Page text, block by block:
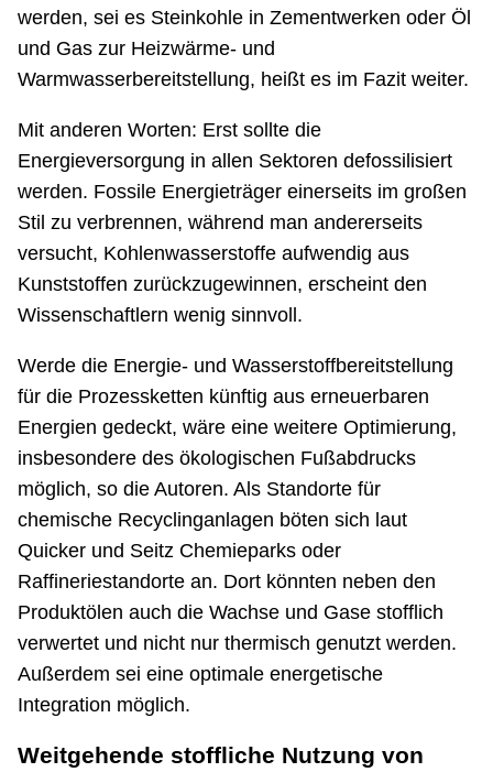
werden, sei es Steinkohle in Zementwerken oder Öl
und Gas zur Heizwärme- und
Warmwasserbereitstellung, heißt es im Fazit weiter.
Mit anderen Worten: Erst sollte die
Energieversorgung in allen Sektoren defossilisiert
werden. Fossile Energieträger einerseits im großen
Stil zu verbrennen, während man andererseits
versucht, Kohlenwasserstoffe aufwendig aus
Kunststoffen zurückzugewinnen, erscheint den
Wissenschaftlern wenig sinnvoll.
Werde die Energie- und Wasserstoffbereitstellung
für die Prozessketten künftig aus erneuerbaren
Energien gedeckt, wäre eine weitere Optimierung,
insbesondere des ökologischen Fußabdrucks
möglich, so die Autoren. Als Standorte für
chemische Recyclinganlagen böten sich laut
Quicker und Seitz Chemieparks oder
Raffineriestandorte an. Dort könnten neben den
Produktölen auch die Wachse und Gase stofflich
verwertet und nicht nur thermisch genutzt werden.
Außerdem sei eine optimale energetische
Integration möglich.
Weitgehende stoffliche Nutzung von